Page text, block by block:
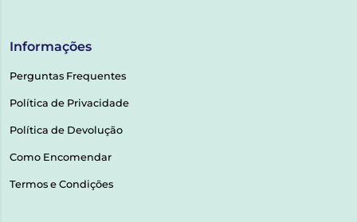
Informações
Perguntas Frequentes
Política de Privacidade
Política de Devolução
Como Encomendar
Termos e Condições